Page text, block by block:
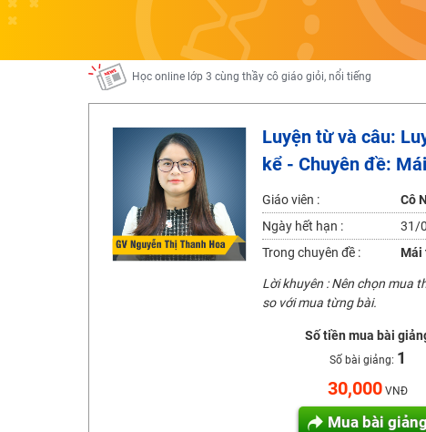
2K13! Bứt Phá Lớp 5 Năm Học 2023 - 2024
Học online lớp 4 cùng thầy cô giáo giỏi, nổi tiếng
Học online lớp 3 cùng thầy cô giáo giỏi, nổi tiếng
Học online lớp 2 với thầy cô giáo giỏi, nổi tiếng
2K6! Lộ Trình Sun 2024 - Ba bước luyện thi TN THPT - ĐH ít
Hot! Lễ hội đồng giá 449K - 499K toàn bộ khoá học tại
Khuyến Mãi Khoá Học 1K Chỉ Từ 11-13/09/2024
Đồng giá khóa học 499K - 399K (13/11-15/11)
Khai giảng các khóa lớp 9 Toán - Lý - Hóa - Văn - Anh năm
Luyện thi vào lớp 10 môn Toán, Văn, Hóa, Anh, Lý với giáo
Luyện từ và câu:
kể - Chuyên đề:
Giáo viên :
Cô
Ngày hết hạn :
31/
Trong chuyên đề :
Mái
Lời khuyên : Nên chọn mua
so với mua từng bài.
Số tiền mua bài
Số bài giảng: 1
30,000VNĐ
Mua bài